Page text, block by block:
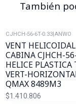
También
CJHCH-56-6T-0.33 ANWO
VENT
CABINA CJHCH-
HELICE PLASTICA
VERT-
QMAX 8489M3
$1.410.806